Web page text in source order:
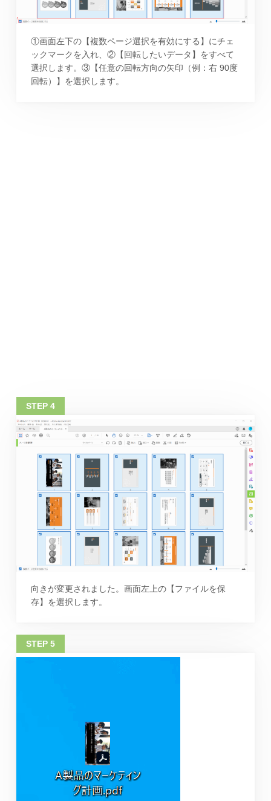
①画面左下の【複数ページ選択を有効にする】にチェ
ックマークを入れ、②【回転したいデータ】をすべて
選択します。③【任意の回転方向の矢印（例：右 90度
回転）】を選択します。
向きが変更されました。画面左上の【ファイルを保
存】を選択します。